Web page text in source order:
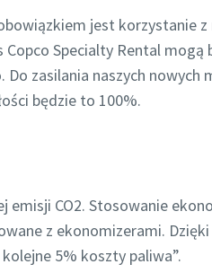
jest korzystanie z
Specialty Rental mogą
zasilania naszych nowych
będzie to 100%.
emisji CO2. Stosowanie
z ekonomizerami.
5% koszty paliwa”.